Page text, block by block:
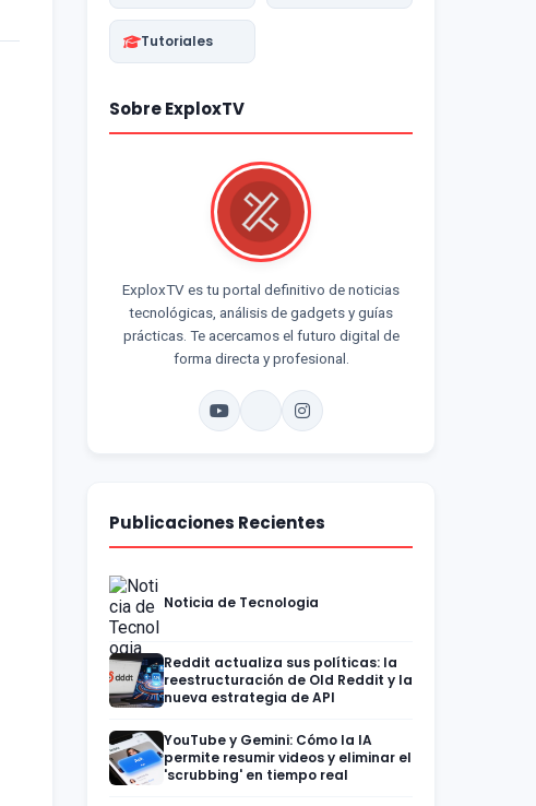
Tutoriales
Sobre ExploxTV
ExploxTV es tu portal definitivo de noticias
tecnológicas, análisis de gadgets y guías
prácticas. Te acercamos el futuro digital de
forma directa y profesional.
Publicaciones Recientes
Noticia de Tecnologia
Reddit actualiza sus políticas: la
reestructuración de Old Reddit y la
nueva estrategia de API
YouTube y Gemini: Cómo la IA
permite resumir videos y eliminar el
'scrubbing' en tiempo real